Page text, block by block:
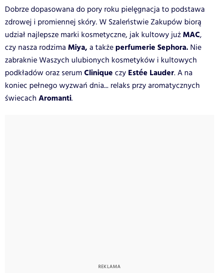
Dobrze dopasowana do pory roku pielęgnacja to podstawa
zdrowej i promiennej skóry. W Szaleństwie Zakupów biorą
udział najlepsze marki kosmetyczne, jak kultowy jużMAC,
czy nasza rodzima Miya, a także perfumerie Sephora. Nie
zabraknie Waszych ulubionych kosmetyków i kultowych
podkładów oraz serum Clinique czy Estée Lauder. A na
koniec pełnego wyzwań dnia... relaks przy aromatycznych
świecach Aromanti.